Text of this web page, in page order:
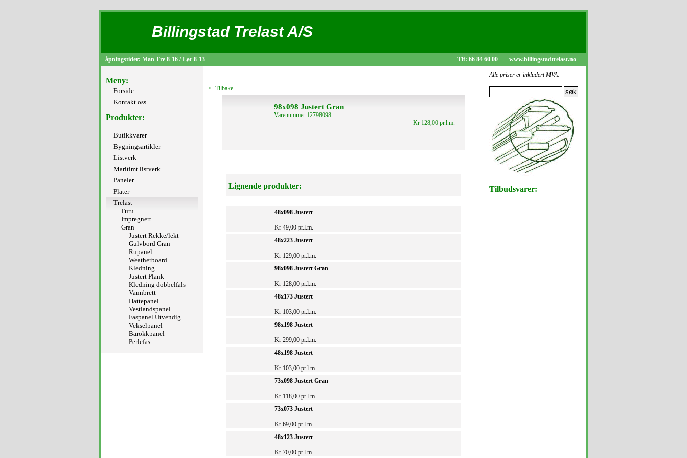
Billingstad Trelast A/S
åpningstider: Man-Fre 8-16 / Lør 8-13 Tlf: 66 84 60 00 - www.billingstadtrelast.no
Meny:
Forside
Kontakt oss
Produkter:
Butikkvarer
Bygningsartikler
Listverk
Maritimt listverk
Paneler
Plater
Trelast
Furu
Impregnert
Gran
Justert Rekke/lekt
Gulvbord Gran
Rupanel
Weatherboard
Kledning
Justert Plank
Kledning dobbelfals
Vannbrett
Hattepanel
Vestlandspanel
Faspanel Utvendig
Vekselpanel
Barokkpanel
Perlefas
<- Tilbake
98x098 Justert Gran
Varenummer:12798098
Kr 128,00 pr.l.m.
Lignende produkter:
48x098 Justert
Kr 49,00 pr.l.m.
48x223 Justert
Kr 129,00 pr.l.m.
98x098 Justert Gran
Kr 128,00 pr.l.m.
48x173 Justert
Kr 103,00 pr.l.m.
98x198 Justert
Kr 299,00 pr.l.m.
48x198 Justert
Kr 103,00 pr.l.m.
73x098 Justert Gran
Kr 118,00 pr.l.m.
73x073 Justert
Kr 69,00 pr.l.m.
48x123 Justert
Kr 70,00 pr.l.m.
Alle priser er inkludert MVA.
Tilbudsvarer: